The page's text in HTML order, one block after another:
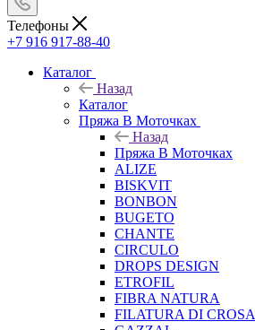
Телефоны
+7 916 917-88-40
Каталог
Назад
Каталог
Пряжа В Моточках
Назад
Пряжа В Моточках
ALIZE
BISKVIT
BONBON
BUGETO
CHANTE
CIRCULO
DROPS DESIGN
ETROFIL
FIBRA NATURA
FILATURA DI CROSA